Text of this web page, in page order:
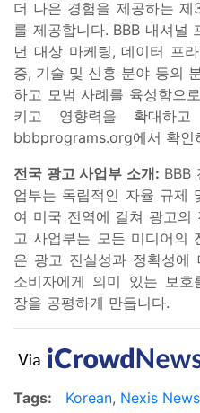
더 나은 경험을 제공하는
를 제공합니다. BBB 내셔널
년 대상 마케팅, 데이터 프
증, 기술 및 신흥 분야 등의
하고 모범 사례를 육성함으
키고 영향력을 확대하
bbbprograms.org에서 확인
전국 광고 사업부 소개: BBB
업부는 독립적인 자율 규제
여 미국 전역에 걸쳐 광고의
고 사업부는 모든 미디어의
은 광고 진실성과 정확성에
소비자에게 의미 있는 보
장을 공평하게 만듭니다.
Tags: Korean, Nexis